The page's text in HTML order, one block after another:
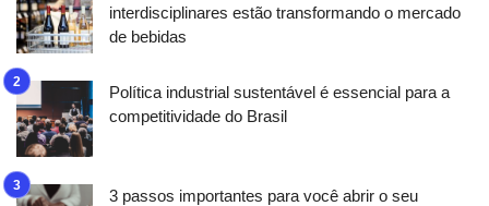
interdisciplinares estão transformando o mercado
de bebidas
Política industrial sustentável é essencial para a
competitividade do Brasil
3 passos importantes para você abrir o seu